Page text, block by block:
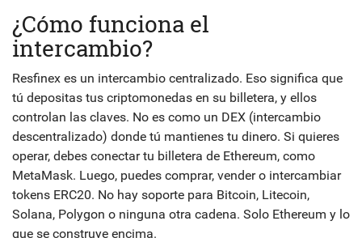
¿Cómo funciona el
intercambio?
Resfinex es un intercambio centralizado. Eso significa que
tú depositas tus criptomonedas en su billetera, y ellos
controlan las claves. No es como un DEX (intercambio
descentralizado) donde tú mantienes tu dinero. Si quieres
operar, debes conectar tu billetera de Ethereum, como
MetaMask. Luego, puedes comprar, vender o intercambiar
tokens ERC20. No hay soporte para Bitcoin, Litecoin,
Solana, Polygon o ninguna otra cadena. Solo Ethereum y lo
que se construye encima.